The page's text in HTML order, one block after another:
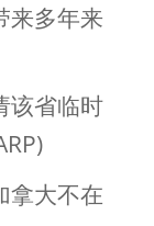
来多年来
该省临时
拿大不在